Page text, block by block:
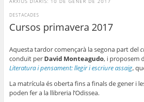
Cursos primavera 2017
DESTACADES
Aquesta tardor començarà la segona part del
conduït per David Monteagudo, i proposem
Literatura i pensament: llegir i escriure assaig,
La matrícula és oberta fins a finals de gener i
poden fer a la llibreria l’Odissea.